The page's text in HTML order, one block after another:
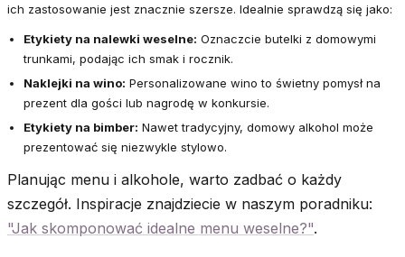
ich zastosowanie jest znacznie szersze. Idealnie sprawdzą się jako:
Etykiety na nalewki weselne: Oznaczcie butelki z domowymi
trunkami, podając ich smak i rocznik.
Naklejki na wino: Personalizowane wino to świetny pomysł na
prezent dla gości lub nagrodę w konkursie.
Etykiety na bimber: Nawet tradycyjny, domowy alkohol może
prezentować się niezwykle stylowo.
Planując menu i alkohole, warto zadbać o każdy
szczegół. Inspiracje znajdziecie w naszym poradniku:
"Jak skomponować idealne menu weselne?".